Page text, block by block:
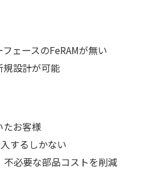
ェースのFeRAMが無い
規設計が可能
たお客様
するしかない
不必要な部品コストを削減